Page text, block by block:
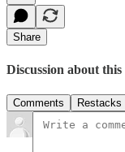
Share
Discussion about this
Comments Restacks